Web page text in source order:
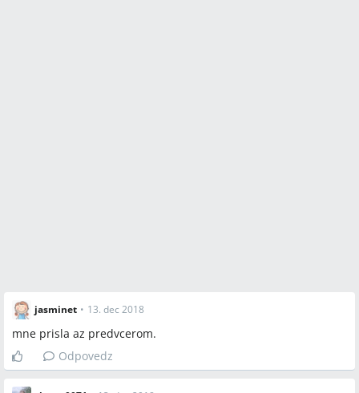
jasminet • 13. dec 2018
mne prisla az predvcerom.
Odpovedz